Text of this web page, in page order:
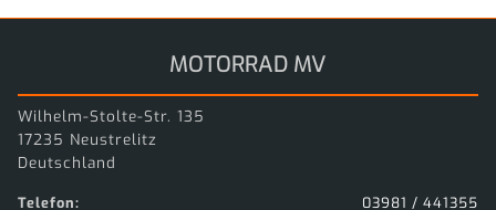
MOTORRAD MV
Wilhelm-Stolte-Str. 135
17235 Neustrelitz
Deutschland
Telefon:
03981 / 441355